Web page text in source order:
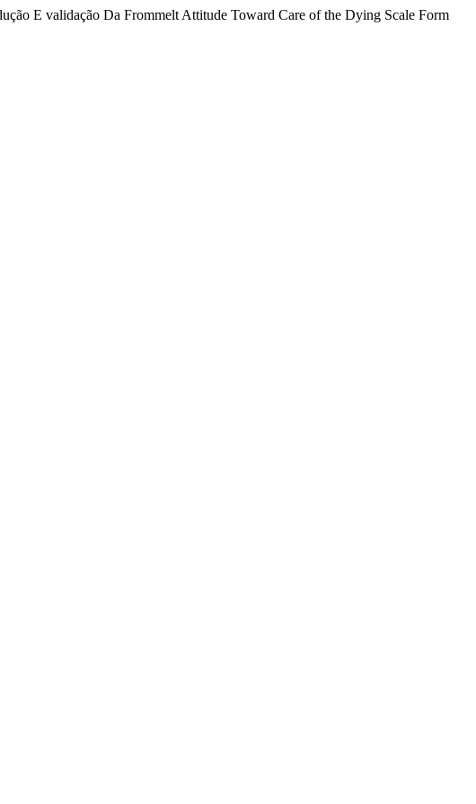
E validação Da Frommelt Attitude Toward Care of the Dying Scale Form